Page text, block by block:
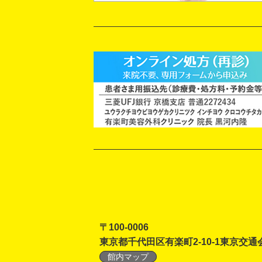
〒100-0006
東京都千代田区有楽町2-10-1東京交通
館内マップ